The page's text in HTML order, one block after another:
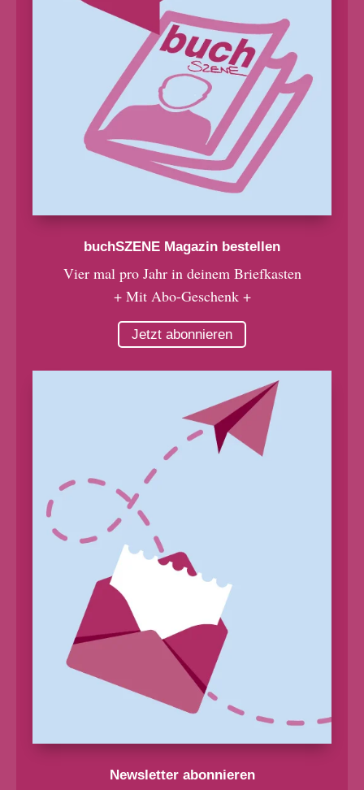
buchSZENE Magazin bestellen
Vier mal pro Jahr in deinem Briefkasten
+ Mit Abo-Geschenk +
Jetzt abonnieren
Newsletter abonnieren